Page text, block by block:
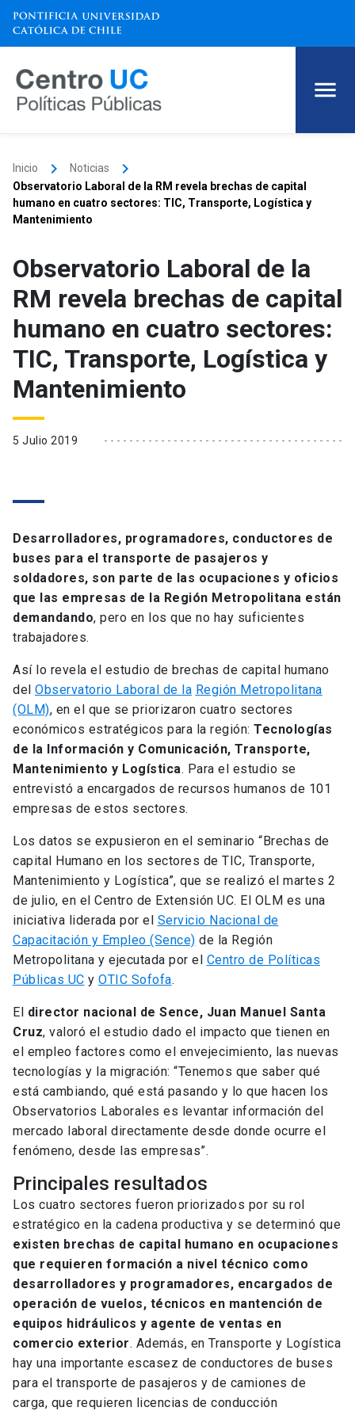
Inicio keyboard_arrow_right Noticias keyboard_arrow_right
Observatorio Laboral de la RM revela brechas de capital
humano en cuatro sectores: TIC, Transporte, Logística y
Mantenimiento
Observatorio Laboral de la
RM revela brechas de capital
humano en cuatro sectores:
TIC, Transporte, Logística y
Mantenimiento
5 Julio 2019
Desarrolladores, programadores, conductores de
buses para el transporte de pasajeros y
soldadores, son parte de las ocupaciones y oficios
que las empresas de la Región Metropolitana están
demandando, pero en los que no hay suficientes
trabajadores.
Así lo revela el estudio de brechas de capital humano
del Observatorio Laboral de la Región Metropolitana
(OLM), en el que se priorizaron cuatro sectores
económicos estratégicos para la región: Tecnologías
de la Información y Comunicación, Transporte,
Mantenimiento y Logística. Para el estudio se
entrevistó a encargados de recursos humanos de 101
empresas de estos sectores.
Los datos se expusieron en el seminario “Brechas de
capital Humano en los sectores de TIC, Transporte,
Mantenimiento y Logística”, que se realizó el martes 2
de julio, en el Centro de Extensión UC. El OLM es una
iniciativa liderada por el Servicio Nacional de
Capacitación y Empleo (Sence) de la Región
Metropolitana y ejecutada por el Centro de Políticas
Públicas UC y OTIC Sofofa.
El director nacional de Sence, Juan Manuel Santa
Cruz, valoró el estudio dado el impacto que tienen en
el empleo factores como el envejecimiento, las nuevas
tecnologías y la migración: “Tenemos que saber qué
está cambiando, qué está pasando y lo que hacen los
Observatorios Laborales es levantar información del
mercado laboral directamente desde donde ocurre el
fenómeno, desde las empresas”.
Principales resultados
Los cuatro sectores fueron priorizados por su rol
estratégico en la cadena productiva y se determinó que
existen brechas de capital humano en ocupaciones
que requieren formación a nivel técnico como
desarrolladores y programadores, encargados de
operación de vuelos, técnicos en mantención de
equipos hidráulicos y agente de ventas en
comercio exterior. Además, en Transporte y Logística
hay una importante escasez de conductores de buses
para el transporte de pasajeros y de camiones de
carga, que requieren licencias de conducción